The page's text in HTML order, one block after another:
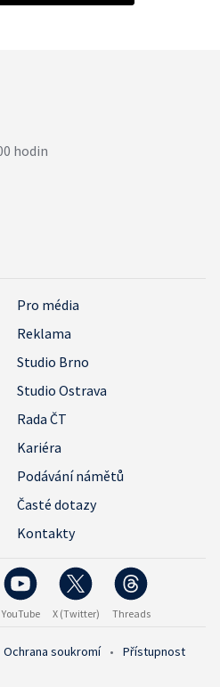
Pro média
Reklama
Studio Brno
Studio Ostrava
Rada ČT
Kariéra
Podávání námětů
Časté dotazy
Kontakty
YouTube X (Twitter) Threads
Ochrana soukromí • Přístupnost